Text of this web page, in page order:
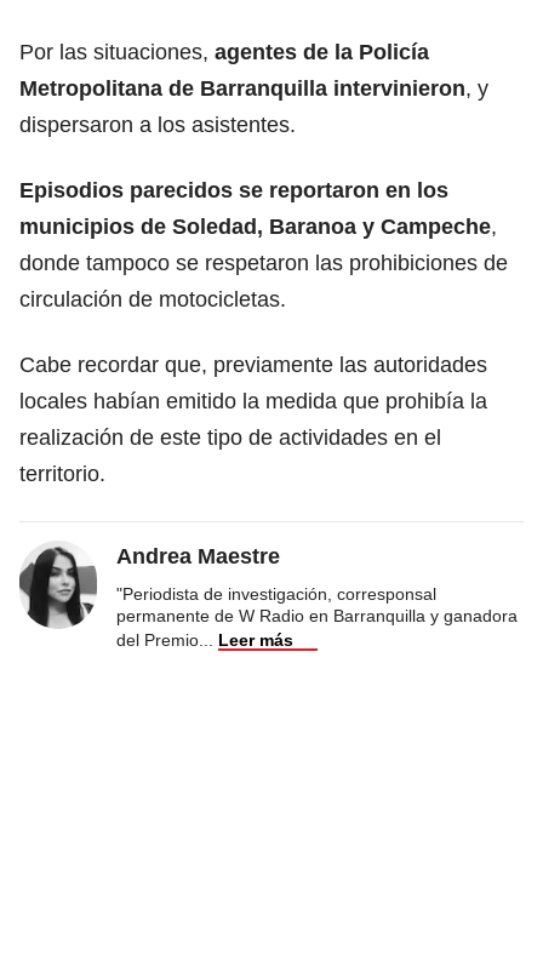
Por las situaciones, agentes de la Policía
Metropolitana de Barranquilla intervinieron, y
dispersaron a los asistentes.
Episodios parecidos se reportaron en los
municipios de Soledad, Baranoa y Campeche,
donde tampoco se respetaron las prohibiciones de
circulación de motocicletas.
Cabe recordar que, previamente las autoridades
locales habían emitido la medida que prohibía la
realización de este tipo de actividades en el
territorio.
Andrea Maestre
"Periodista de investigación, corresponsal
permanente de W Radio en Barranquilla y ganadora
del Premio
Leer más